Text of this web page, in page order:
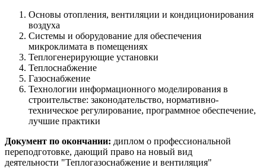
Основы отопления, вентиляции и кондиционирования
воздуха
Системы и оборудование для обеспечения
микроклимата в помещениях
Теплогенерирующие установки
Теплоснабжение
Газоснабжение
Технологии информационного моделирования в
строительстве: законодательство, нормативно-
техническое регулирование, программное обеспечение,
лучшие практики
Документ по окончании: диплом о профессиональной
переподготовке, дающий право на новый вид
деятельности "Теплогазоснабжение и вентиляция"